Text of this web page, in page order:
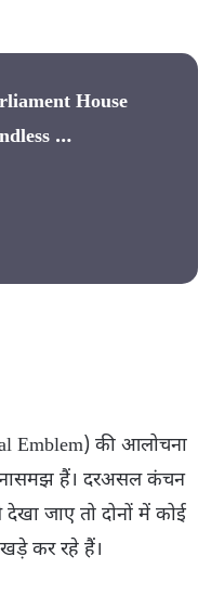
House
…
Emblem) की आलोचना
नासमझ हैं। दरअसल कंचन
जाए तो दोनों में कोई
कर रहे हैं।